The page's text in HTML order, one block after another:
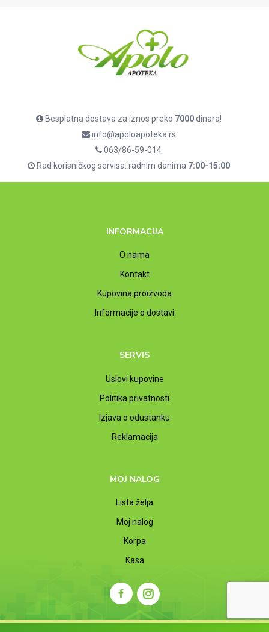
Besplatna dostava za iznos preko 7000dinara!
info@apoloapoteka.rs
063/86-59-014
Rad korisničkog servisa: radnim danima 7:00-15:00
INFORMACIJA
O nama
Kontakt
Kupovina proizvoda
Informacije o dostavi
SERVIS
Uslovi kupovine
Politika privatnosti
Izjava o odustanku
Reklamacija
MOJ NALOG
Lista želja
Moj nalog
Korpa
Kasa